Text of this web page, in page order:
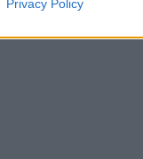
Privacy Policy